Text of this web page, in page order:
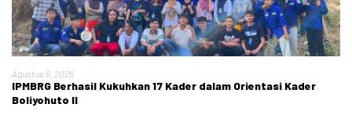
Agustus 8, 2026
IPMBRG Berhasil Kukuhkan 17 Kader dalam Orientasi Kader
Boliyohuto II